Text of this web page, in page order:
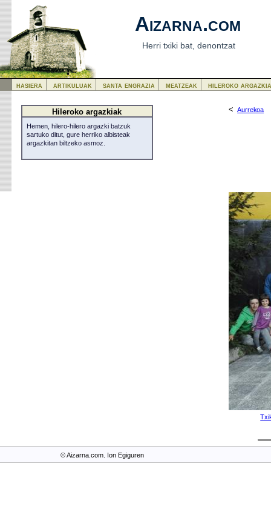
Aizarna.com
Herri txiki bat, denontzat
<Aurrekoa
Hileroko argazkiak
Hemen, hilero-hilero argazki batzuk
sartuko ditut, gure herriko albisteak
argazkitan biltzeko asmoz.
hasiera artikuluak santa engrazia meatzeak hileroko
© Aizarna.com. Ion Egiguren